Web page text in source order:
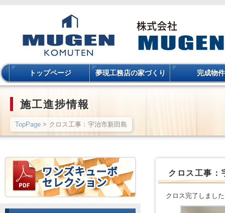
トップページ 夢現工務店の家づくり 完成物件
施工進捗情報
TopPage > クロス工事：宇治市新田島
クロス工事：
クロス完了しまし